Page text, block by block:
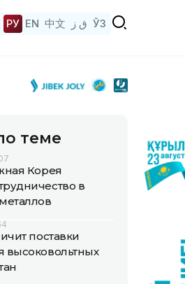
РУ EN 中文 ق ز ЎЗ
теме
Корея
в
поставки
высоковольтных